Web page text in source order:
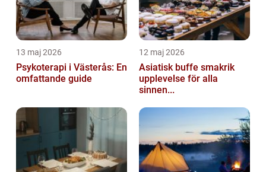
13 maj 2026
Psykoterapi i Västerås: En
omfattande guide
12 maj 2026
Asiatisk buffe smakrik
upplevelse för alla
sinnen...